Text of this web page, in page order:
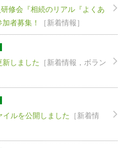
修会『相続のリアル『よくあ
者募集！
［新着情報］
しました
［新着情報，ボラン
ルを公開しました
［新着情